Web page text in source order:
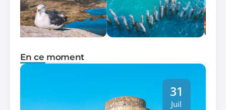
En ce moment
31
Juil